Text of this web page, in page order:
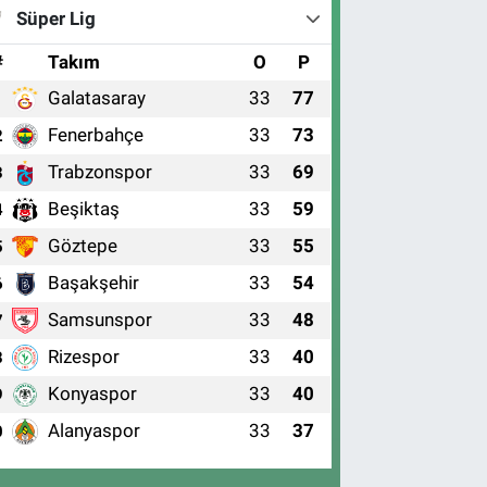
Süper Lig
Takım O P
Galatasaray 33 77
Fenerbahçe 33 73
Trabzonspor 33 69
Beşiktaş 33 59
Göztepe 33 55
Başakşehir 33 54
Samsunspor 33 48
Rizespor 33 40
Konyaspor 33 40
Alanyaspor 33 37